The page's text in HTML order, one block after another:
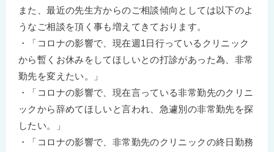
また、最近の先生方からのご相談傾向としては以下のよ
うなご相談を頂く事も増えてきております。
・「コロナの影響で、現在週1日行っているクリニック
から暫くお休みをしてほしいとの打診があった為、非常
勤先を変えたい。」
・「コロナの影響で、現在言っている非常勤先のクリニ
ックから辞めてほしいと言われ、急遽別の非常勤先を探
したい。」
・「コロナの影響で、非常勤先のクリニックの終日勤務